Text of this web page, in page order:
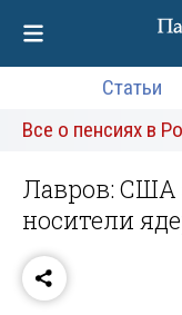
Статьи
Все о пенсиях в
Лавров: США
носители